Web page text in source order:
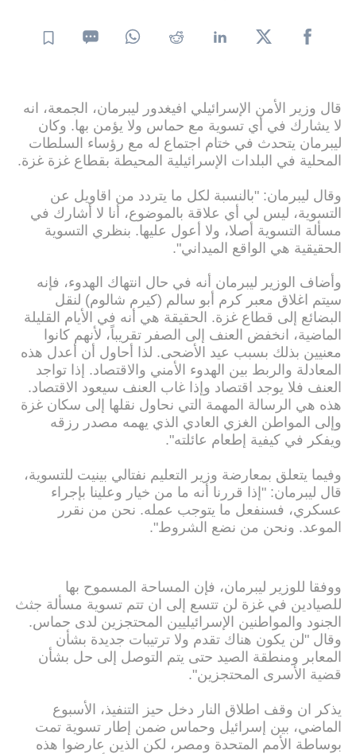
قال وزير الأمن الإسرائيلي افيغدور ليبرمان، الجمعة، انه
لا يشارك في أي تسوية مع حماس ولا يؤمن بها. وكان
ليبرمان يتحدث في ختام اجتماع له مع رؤساء السلطات
المحلية في البلدات الإسرائيلية المحيطة بقطاع غزة غزة.
وقال ليبرمان: "بالنسبة لكل ما يتردد من اقاويل عن
التسوية، ليس لي أي علاقة بالموضوع، أنا لا أشارك في
مسألة التسوية أصلا، ولا أعول عليها. بنظري التسوية
الحقيقية هي الواقع الميداني".
وأضاف الوزير ليبرمان أنه في حال انتهاك الهدوء، فإنه
سيتم اغلاق معبر كرم أبو سالم (كيرم شالوم) لنقل
البضائع إلى قطاع غزة. الحقيقة هي أنه في الأيام القليلة
الماضية، انخفض العنف إلى الصفر تقريباً، لأنهم كانوا
معنيين بذلك بسبب عيد الأضحى. لذا أحاول أن أعدل هذه
المعادلة والربط بين الهدوء الأمني والاقتصاد. إذا تواجد
العنف فلا يوجد اقتصاد وإذا غاب العنف سيعود الاقتصاد.
هذه هي الرسالة المهمة التي نحاول نقلها إلى سكان غزة
وإلى المواطن الغزي العادي الذي يهمه مصدر رزقه
ويفكر في كيفية إطعام عائلته".
وفيما يتعلق بمعارضة وزير التعليم نفتالي بينيت للتسوية،
قال ليبرمان: "إذا قررنا أنه ما من خيار وعلينا بإجراء
عسكري، فسنفعل ما يتوجب عمله. نحن من نقرر
الموعد. ونحن من نضع الشروط".
ووفقا للوزير ليبرمان، فإن المساحة المسموح بها
للصيادين في غزة لن تتسع إلى ان تتم تسوية مسألة جثث
الجنود والمواطنين الإسرائيليين المحتجزين لدى حماس.
وقال "لن يكون هناك تقدم ولا ترتيبات جديدة بشأن
المعابر ومنطقة الصيد حتى يتم التوصل إلى حل بشأن
قضية الأسرى المحتجزين".
يذكر ان وقف اطلاق النار دخل حيز التنفيذ، الأسبوع
الماضي، بين إسرائيل وحماس ضمن إطار تسوية تمت
بوساطة الأمم المتحدة ومصر، لكن الذين عارضوا هذه